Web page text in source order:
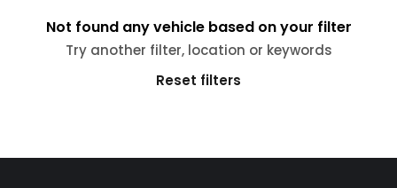
Not found any vehicle based on your filter
Try another filter, location or keywords
Reset filters